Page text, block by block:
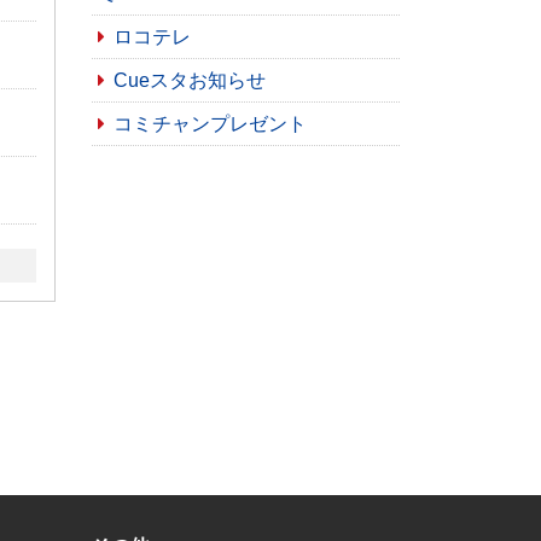
ロコテレ
Cueスタお知らせ
コミチャンプレゼント